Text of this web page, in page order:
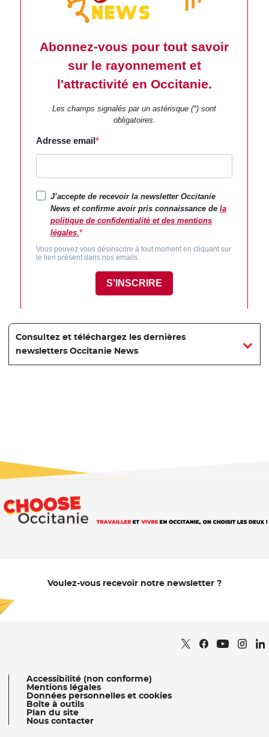
Consultez et téléchargez les dernières
newsletters Occitanie News
Voulez-vous recevoir notre newsletter ?
Retrouvez nous sur
- Nouvelle fenêtre
Retrouvez
- Nouvelle
Retrouvez
- -
Accessibilité (non conforme)
Mentions légales
Données personnelles et cookies
Boîte à outils
Plan du site
Nous contacter